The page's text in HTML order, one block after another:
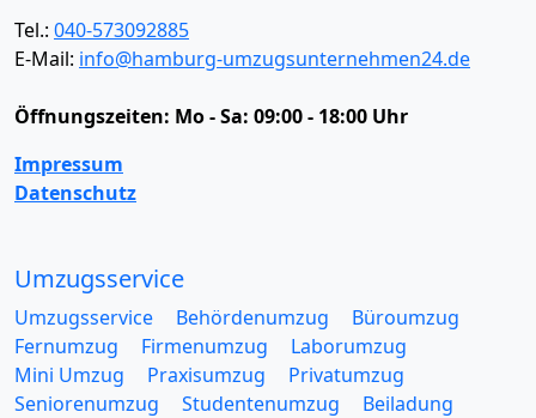
Tel.: 040-573092885
E-Mail: info@hamburg-umzugsunternehmen24.de
Öffnungszeiten: Mo - Sa: 09:00 - 18:00 Uhr
Impressum
Datenschutz
Umzugsservice
Umzugsservice Behördenumzug
Büroumzug
Fernumzug
Firmenumzug
Laborumzug
Mini Umzug
Praxisumzug
Privatumzug
Seniorenumzug
Studentenumzug
Beiladung